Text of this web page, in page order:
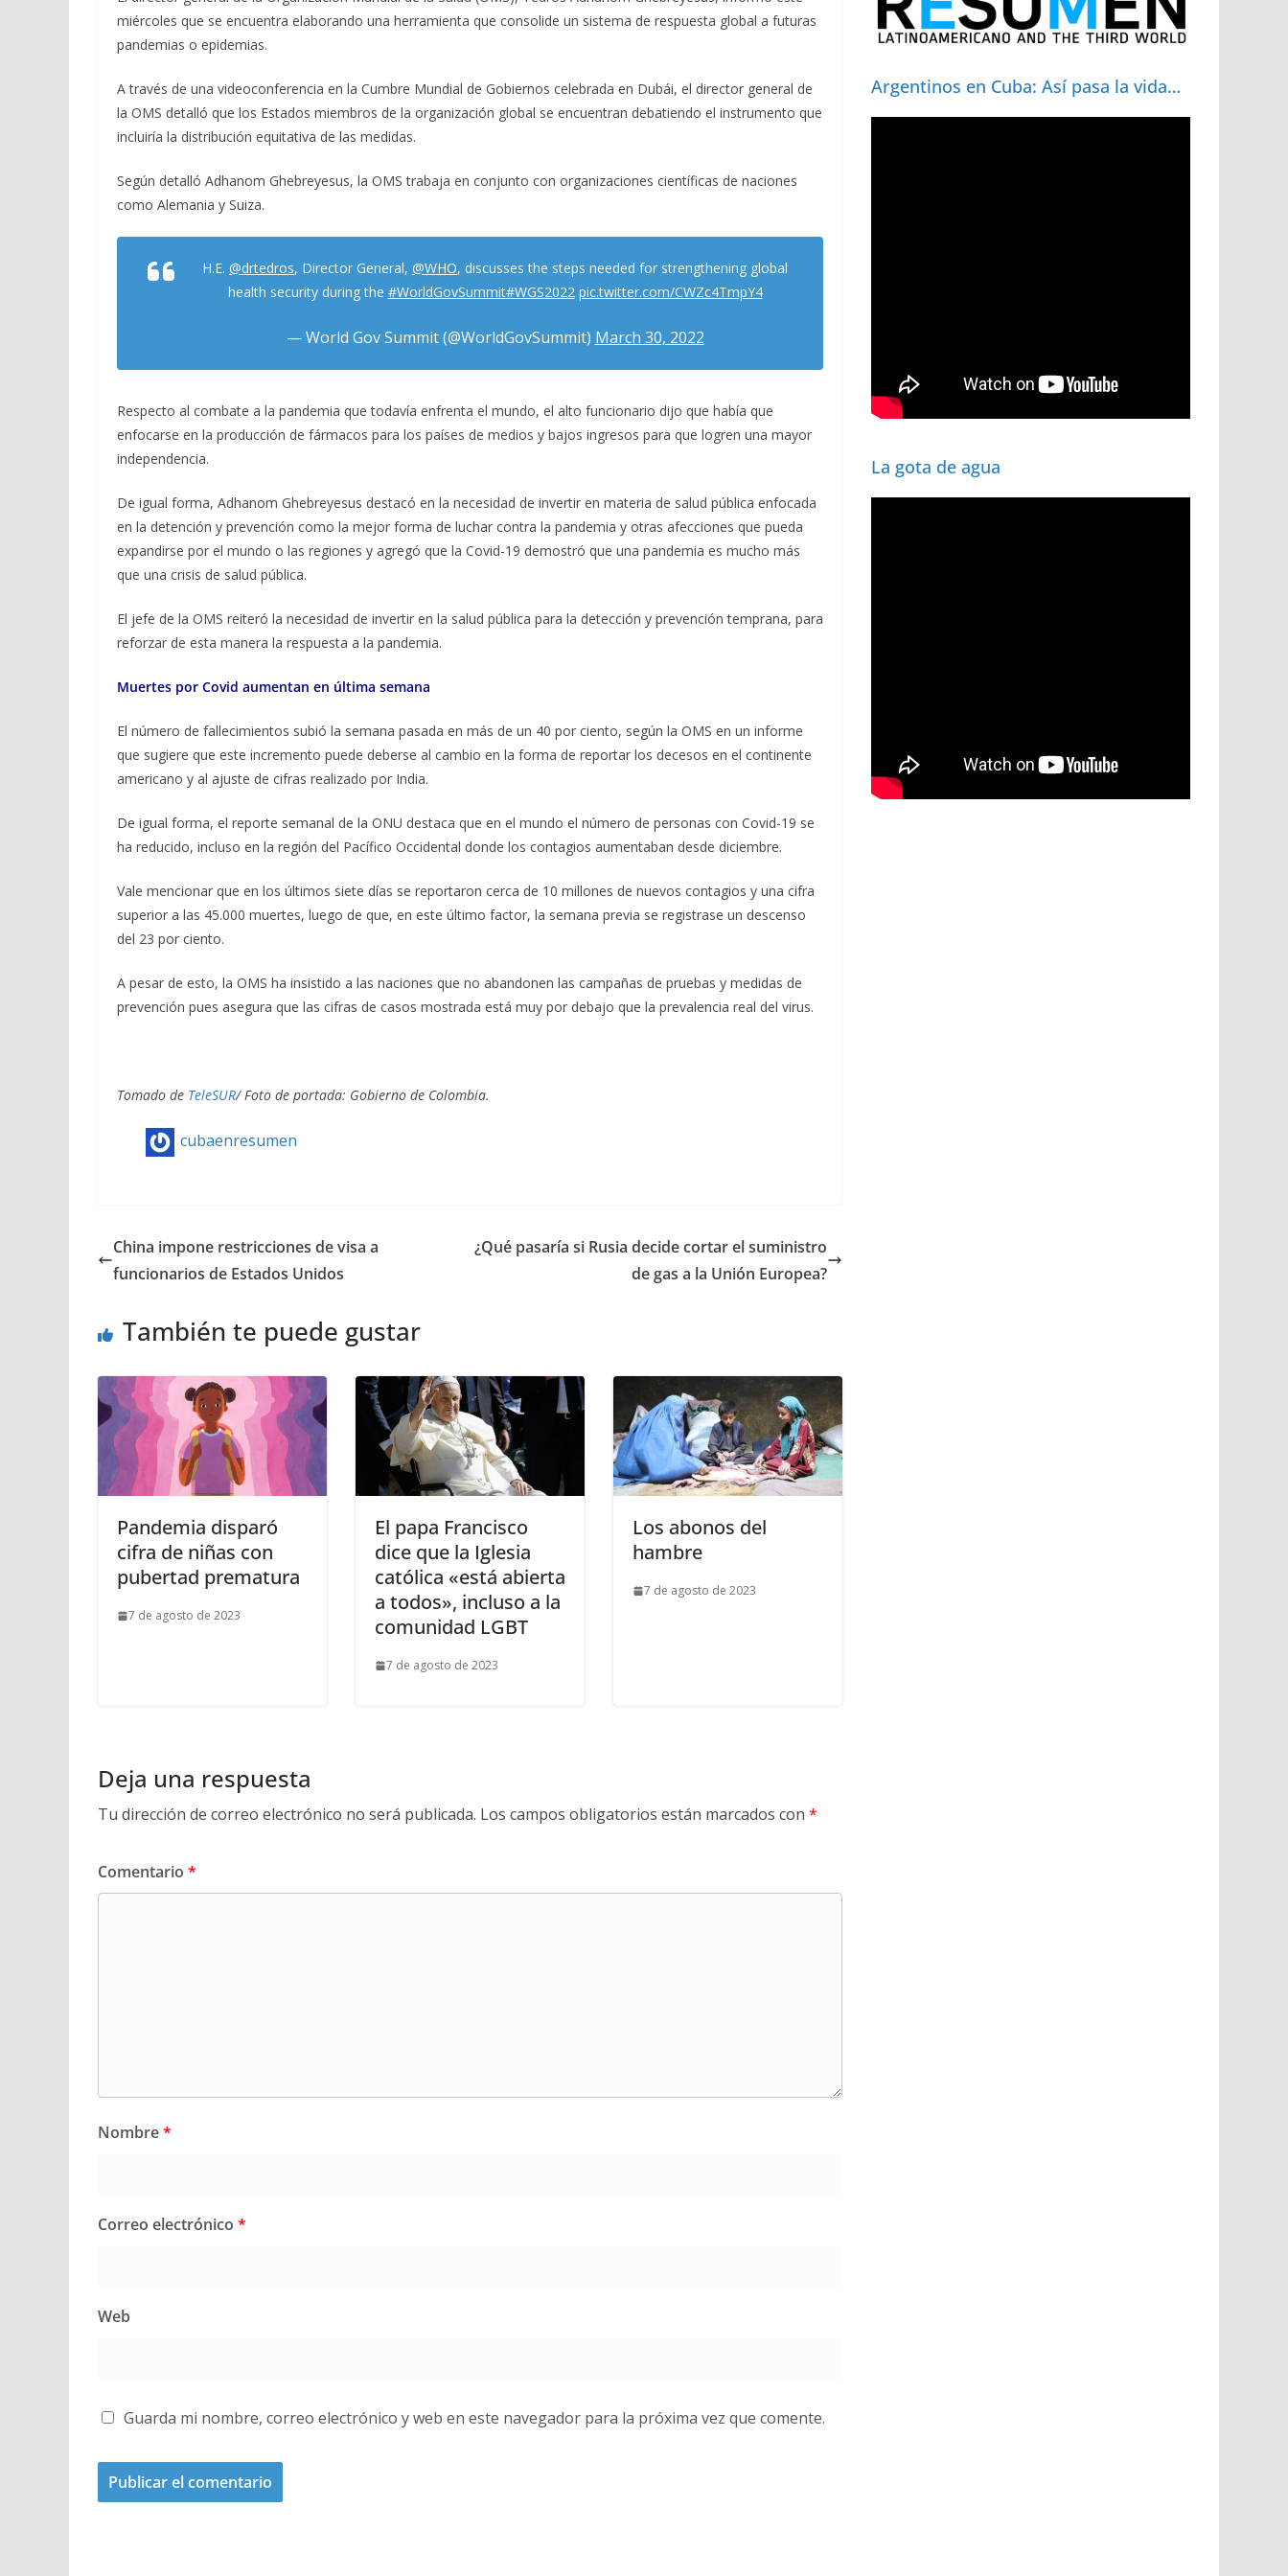
e
b
o
k
e
gr
a
m
at
A
p
p
ai m
ar
ti
r
miércoles que se encuentra elaborando una herramienta que consolide un sistema de respuesta global a futuras
pandemias o epidemias.
A través de una videoconferencia en la Cumbre Mundial de Gobiernos celebrada en Dubái, el director general de
la OMS detalló que los Estados miembros de la organización global se encuentran debatiendo el instrumento que
incluiría la distribución equitativa de las medidas.
Según detalló Adhanom Ghebreyesus, la OMS trabaja en conjunto con organizaciones científicas de naciones
como Alemania y Suiza.
H.E. @drtedros, Director General, @WHO, discusses the steps needed for strengthening global
health security during the #WorldGovSummit#WGS2022 pic.twitter.com/CWZc4TmpY4
— World Gov Summit (@WorldGovSummit) March 30, 2022
Respecto al combate a la pandemia que todavía enfrenta el mundo, el alto funcionario dijo que había que
enfocarse en la producción de fármacos para los países de medios y bajos ingresos para que logren una mayor
independencia.
De igual forma, Adhanom Ghebreyesus destacó en la necesidad de invertir en materia de salud pública enfocada
en la detención y prevención como la mejor forma de luchar contra la pandemia y otras afecciones que pueda
expandirse por el mundo o las regiones y agregó que la Covid-19 demostró que una pandemia es mucho más
que una crisis de salud pública.
El jefe de la OMS reiteró la necesidad de invertir en la salud pública para la detección y prevención temprana, para
reforzar de esta manera la respuesta a la pandemia.
Muertes por Covid aumentan en última semana
El número de fallecimientos subió la semana pasada en más de un 40 por ciento, según la OMS en un informe
que sugiere que este incremento puede deberse al cambio en la forma de reportar los decesos en el continente
americano y al ajuste de cifras realizado por India.
De igual forma, el reporte semanal de la ONU destaca que en el mundo el número de personas con Covid-19 se
ha reducido, incluso en la región del Pacífico Occidental donde los contagios aumentaban desde diciembre.
Vale mencionar que en los últimos siete días se reportaron cerca de 10 millones de nuevos contagios y una cifra
superior a las 45.000 muertes, luego de que, en este último factor, la semana previa se registrase un descenso
del 23 por ciento.
A pesar de esto, la OMS ha insistido a las naciones que no abandonen las campañas de pruebas y medidas de
prevención pues asegura que las cifras de casos mostrada está muy por debajo que la prevalencia real del virus.
Tomado de TeleSUR/ Foto de portada: Gobierno de Colombia.
cubaenresumen
China impone restricciones de visa a
funcionarios de Estados Unidos
¿Qué pasaría si Rusia decide cortar el suministro
de gas a la Unión Europea?
También te puede gustar
Pandemia disparó
cifra de niñas con
pubertad prematura
7 de agosto de 2023
El papa Francisco
dice que la Iglesia
católica «está abierta
a todos», incluso a la
comunidad LGBT
7 de agosto de 2023
Los abonos del
hambre
7 de agosto de 2023
Deja una respuesta
Tu dirección de correo electrónico no será publicada. Los campos obligatorios están marcados con *
Comentario *
Nombre*
Correo electrónico *
Web
Guarda mi nombre, correo electrónico y web en este navegador para la próxima vez que comente.
Argentinos en Cuba: Así pasa la vida…
La gota de agua